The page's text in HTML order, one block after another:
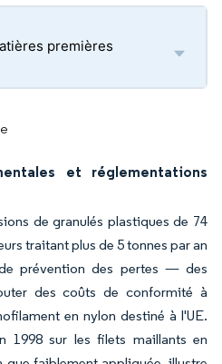
premières
et réglementations
de granulés plastiques de 74
traitant plus de 5 tonnes par an
prévention des pertes — des
des coûts de conformité à
en nylon destiné à l'UE.
1998 sur les filets maillants en